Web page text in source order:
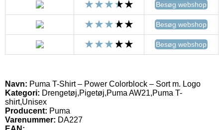
Besøg webshop
Besøg webshop
Besøg webshop
Navn: Puma T-Shirt – Power Colorblock – Sort m. Logo
Kategori: Drengetøj,Pigetøj,Puma AW21,Puma T-
shirt,Unisex
Producent: Puma
Varenummer: DA227